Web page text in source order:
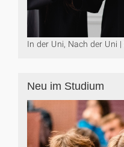
In der Uni, Nach der Uni |
Neu im Studium